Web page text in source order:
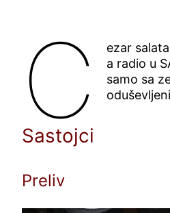
C ezar
a radio u
samo sa
Sastojci
Preliv